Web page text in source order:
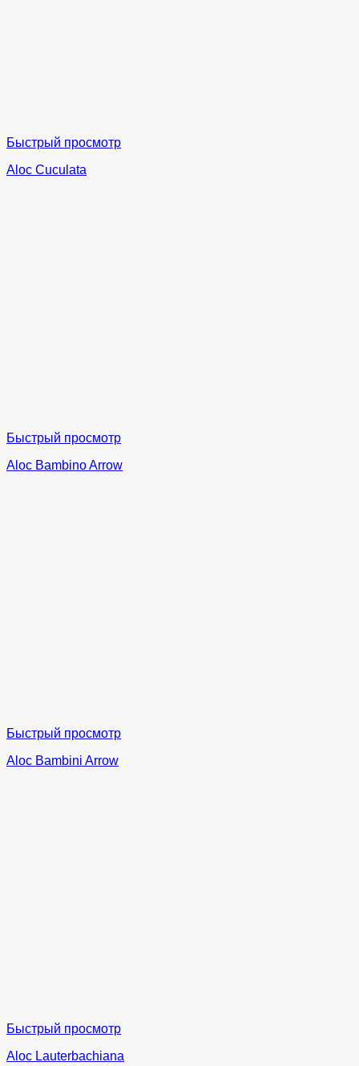
Быстрый просмотр
Aloc Cuculata
Быстрый просмотр
Aloc Bambino Arrow
Быстрый просмотр
Aloc Bambini Arrow
Быстрый просмотр
Aloc Lauterbachiana